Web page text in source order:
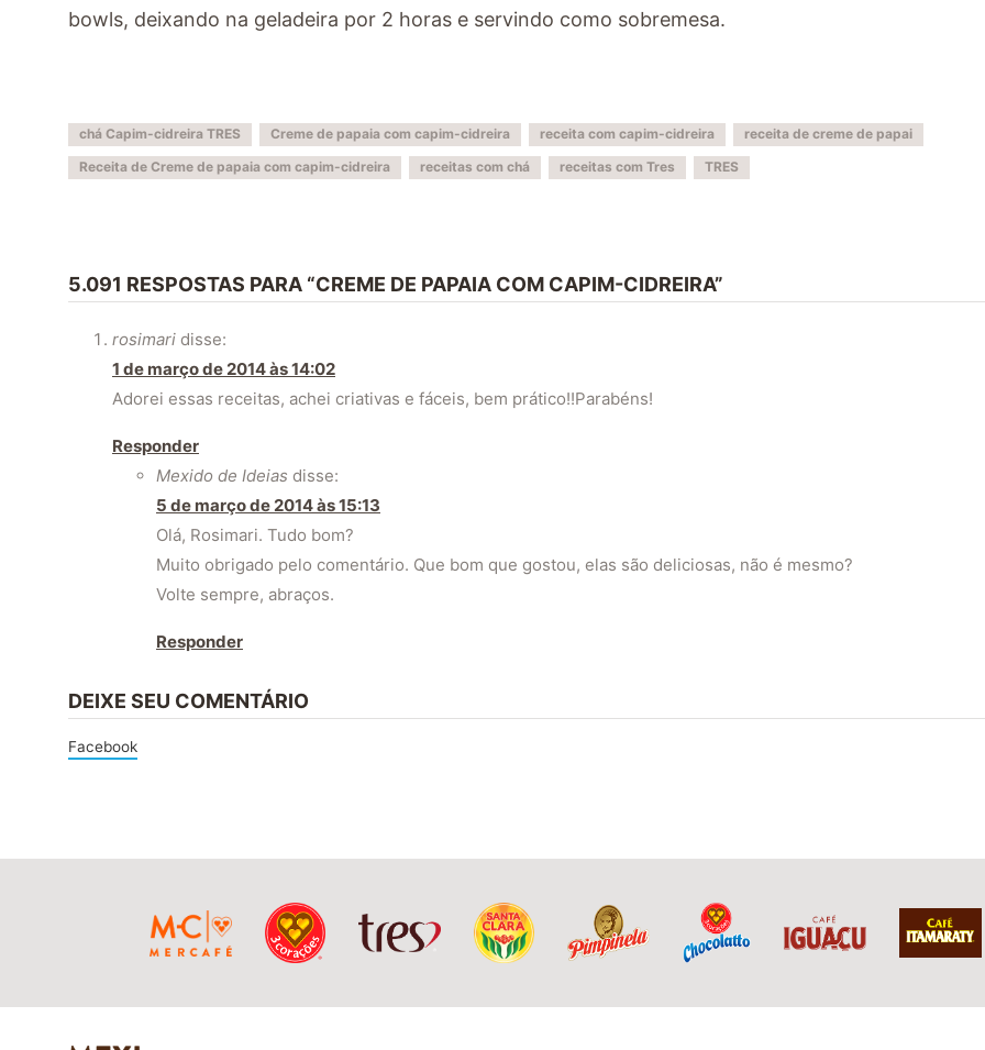
bowls, deixando na geladeira por 2 horas e servindo como sobremesa.
chá Capim-cidreira TRES Creme de papaia com capim-cidreira receita com capim-cidreira
receita de creme de papai
Receita de Creme de papaia com capim-cidreira
receitas com chá receitas com Tres TRES
5.091 RESPOSTAS PARA “CREME DE PAPAIA COM CAPIM-CIDREIRA”
rosimari disse:
1 de março de 2014 às 14:02
Adorei essas receitas, achei criativas e fáceis, bem prático!!Parabéns!
Responder
Mexido de Ideias disse:
5 de março de 2014 às 15:13
Olá, Rosimari. Tudo bom?
Muito obrigado pelo comentário. Que bom que gostou, elas são deliciosas, não é mesmo?
Volte sempre, abraços.
Responder
DEIXE SEU COMENTÁRIO
Facebook